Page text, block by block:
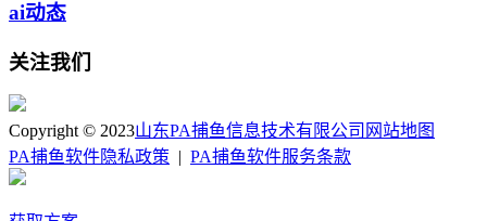
ai动态
关注我们
Copyright © 2023山东PA捕鱼信息技术有限公司 网站地图
PA捕鱼软件隐私政策
PA捕鱼软件服务条款